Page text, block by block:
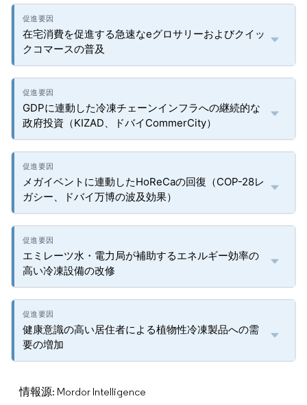
在宅消費を促進する急速なeグロサリーおよびクイッ
クコマースの普及
GDPに連動した冷凍チェーンインフラへの継続的な
政府投資（KIZAD、ドバイCommerCity）
メガイベントに連動したHoReCaの回復（COP-28レ
ガシー、ドバイ万博の波及効果）
エミレーツ水・電力局が補助するエネルギー効率の
高い冷凍設備の改修
健康意識の高い居住者による植物性冷凍製品への需
要の増加
情報源: Mordor Intelligence